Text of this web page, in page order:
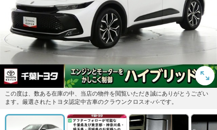
この度は、数ある在庫の中、当店の物件を閲覧いただき誠にありがとうござい
ます。厳選されたトヨタ認定中古車のクラウンクロスオ-バ-です。